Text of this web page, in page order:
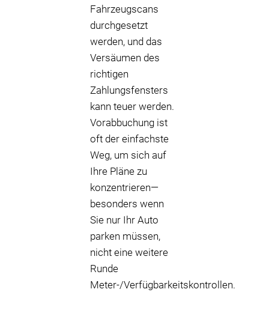
Fahrzeugscans
durchgesetzt
werden, und das
Versäumen des
richtigen
Zahlungsfensters
kann teuer werden.
Vorabbuchung ist
oft der einfachste
Weg, um sich auf
Ihre Pläne zu
konzentrieren—
besonders wenn
Sie nur Ihr Auto
parken müssen,
nicht eine weitere
Runde
Meter-/Verfügbarkeitskontrollen.